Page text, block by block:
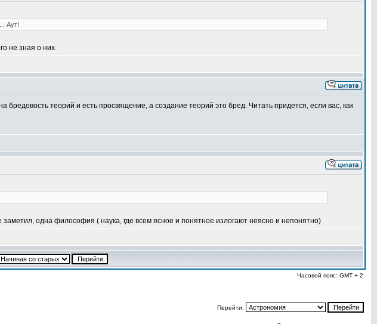
Аут!
не зная о них.
теорий и есть просвящение, а создание теорий это бред. Читать придется, если вас, как
одна философия ( наука, где всем ясное и понятное излогают неясно и непонятно)
Часовой пояс: GMT + 2
Перейти: